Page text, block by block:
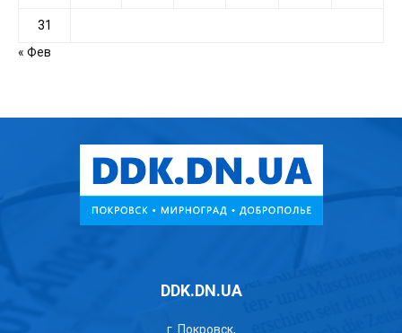
31
« Фев
DDK.DN.UA
г. Покровск,